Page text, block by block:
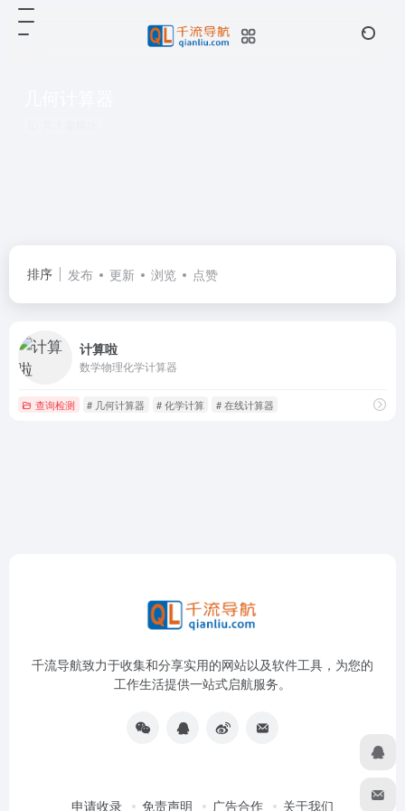
排序 发布 更新 浏览 点赞
计算啦
数学物理化学计算器
查询检测 # 几何计算器 # 化学计算 # 在线计算器
千流导航致力于收集和分享实用的网站以及软件工具，为您的
工作生活提供一站式启航服务。
申请收录 免责声明 广告合作 关于我们